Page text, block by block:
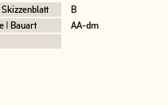
Skizzenblatt
B
| Bauart
AA-dm